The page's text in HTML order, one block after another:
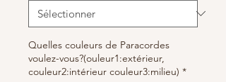
Quelles couleurs de Paracordes
voulez-vous?(ouleur1:extérieur,
couleur2:intérieur couleur3:milieu) *